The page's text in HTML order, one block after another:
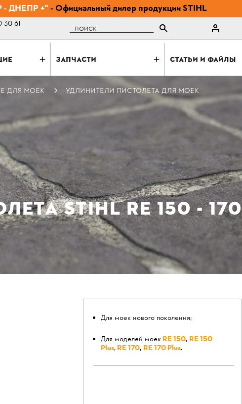
ДНЕПР +" - Официальный дилер продукции STIHL
30-61
Поиск
ЗАПЧАСТИ СТАТЬИ И ФАЙЛЫ
ДЛЯ МОЕК
УДЛИНИТЕЛИ ПИСТОЛЕТА ДЛЯ МОЕК
STIHL RE 150 - 170
Для моек нового поколения;
Для моделей моек RE 150, RE 150
Plus,RE 170, RE 170 Plus.